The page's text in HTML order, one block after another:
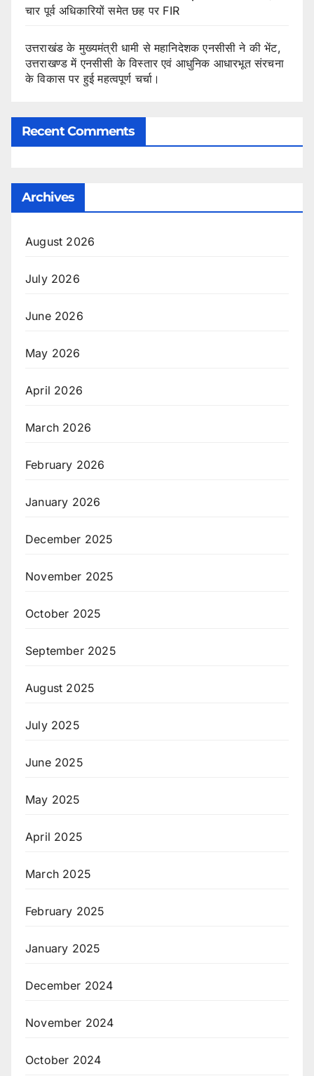
चार पूर्व अधिकारियों समेत छह पर FIR
उत्तराखंड के मुख्यमंत्री धामी से महानिदेशक एनसीसी ने की भेंट,
उत्तराखण्ड में एनसीसी के विस्तार एवं आधुनिक आधारभूत संरचना
के विकास पर हुई महत्वपूर्ण चर्चा।
Recent Comments
Archives
August 2026
July 2026
June 2026
May 2026
April 2026
March 2026
February 2026
January 2026
December 2025
November 2025
October 2025
September 2025
August 2025
July 2025
June 2025
May 2025
April 2025
March 2025
February 2025
January 2025
December 2024
November 2024
October 2024